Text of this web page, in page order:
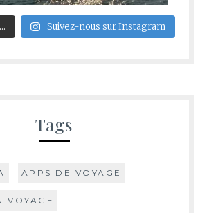
Suivez-nous sur Instagram
Tags
APPS DE VOYAGE
VOYAGE